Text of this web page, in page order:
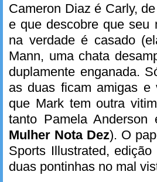
Cameron Diaz é Carly,
e que descobre que seu
na verdade é casado
Mann, uma chata
duplamente enganada.
as duas ficam amigas e
que Mark tem outra
tanto Pamela
Mulher Nota Dez). O
Sports Illustrated,
duas pontinhas no mal